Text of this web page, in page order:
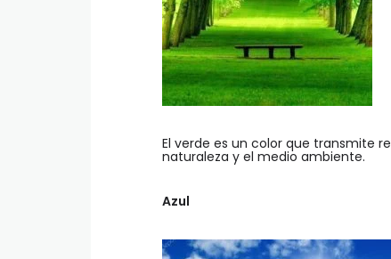
El verde es un color que transmite
naturaleza y el medio ambiente.
Azul